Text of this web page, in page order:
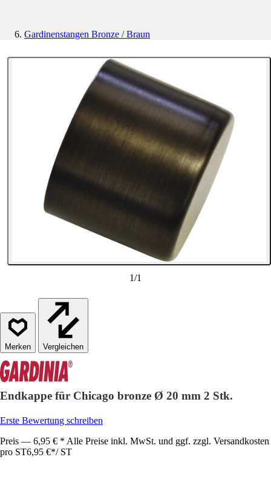
Gardinenstangen Bronze / Braun
1/1
Vergleichen
Endkappe für Chicago bronze Ø 20 mm 2 Stk.
Erste Bewertung schreiben
Preis — 6,95 € * Alle Preise inkl. MwSt. und ggf. zzgl. Versandkosten
pro ST6,95 €*/ ST